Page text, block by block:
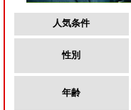
人気条件
性別
年齢